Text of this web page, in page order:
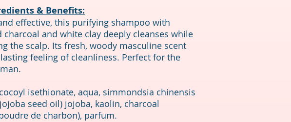
& Benefits:
effective, this purifying shampoo with
charcoal and white clay deeply cleanses while
the scalp. Its fresh, woody masculine scent
feeling of cleanliness. Perfect for the
isethionate, aqua, simmondsia chinensis
seed oil) jojoba, kaolin, charcoal
de charbon), parfum.